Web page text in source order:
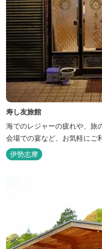
寿し友旅館
海でのレジャーの疲れや、旅
会場での宴など、お気軽にご
伊勢志摩